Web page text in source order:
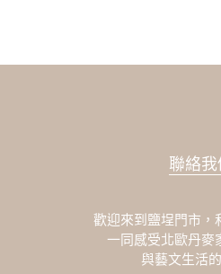
聯絡我
歡迎來到鹽埕門市，
一同感受北歐丹麥
與藝文生活